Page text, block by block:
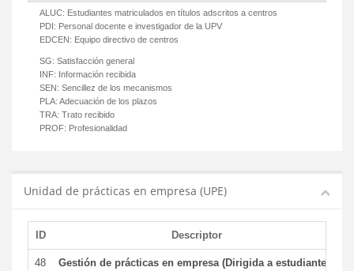
ALUC: Estudiantes matriculados en títulos adscritos a centros
PDI: Personal docente e investigador de la UPV
EDCEN: Equipo directivo de centros
SG: Satisfacción general
INF: Información recibida
SEN: Sencillez de los mecanismos
PLA: Adecuación de los plazos
TRA: Trato recibido
PROF: Profesionalidad
Unidad de prácticas en empresa (UPE)
ID Descriptor
48 Gestión de prácticas en empresa (Dirigida a estudiantes)